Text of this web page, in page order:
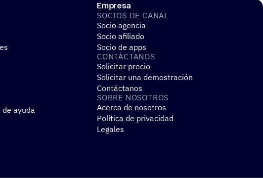
ayuda
Empresa
SOCIOS DE CANAL
Socio agencia
Socio afiliado
Socio de apps
CONTÁC­TA­NOS
Solicitar precio
Solicitar una demostración
Contáctanos
SOBRE NOSO­TROS
Acerca de nosotros
Política de privacidad
Legales